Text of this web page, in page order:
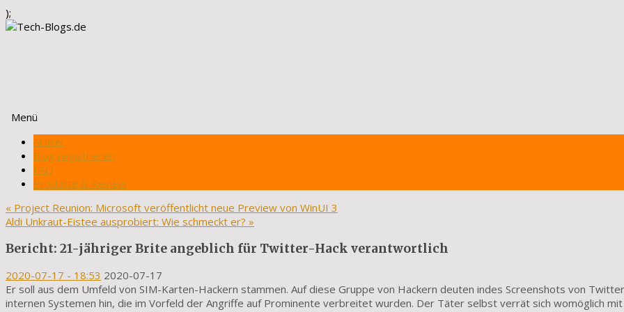
);
Menü
Zum
Inhalt
springen
Artikel
Blog registrieren
FAQ
Produkte & Review
« Project Reunion: Microsoft veröffentlicht neue Preview von WinUI 3
Aldi Unkraut-Eistee ausprobiert: Wie schmeckt er? »
Bericht: 21-jähriger Brite angeblich für Twitter-Hack verantwortlich
2020-07-17 - 18:53 2020-07-17
Er soll aus dem Umfeld von SIM-Karten-Hackern stammen. Auf diese Gruppe von Hackern deuten indes Screenshots von
internen Systemen hin, die im Vorfeld der Angriffe auf Prominente verbreitet wurden. Der Täter selbst verrät sich womöglich mit